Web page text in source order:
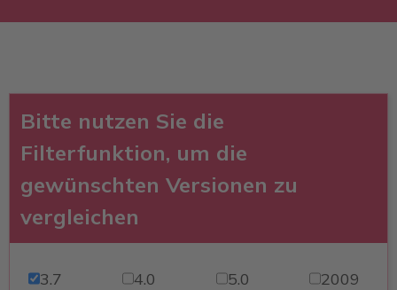
Bitte nutzen Sie die
Filterfunktion, um die
gewünschten Versionen zu
vergleichen
3.7 4.0 5.0 2009